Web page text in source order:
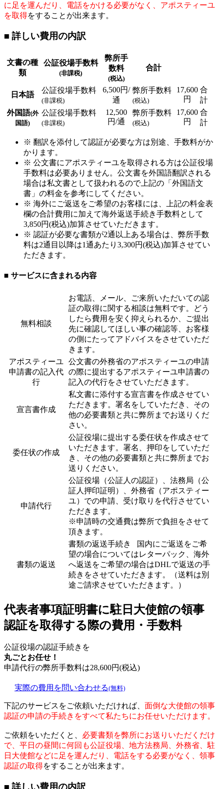
に足を運んだり、電話をかける必要がなく、アポスティーユ
を取得をすることが出来ます。
■ 詳しい費用の内訳
文書の種
類
公証役場手数料
(非課税)
弊所手
数料
(税込)
合計
日本語
公証役場手数料
(非課税)
6,500円/
通
弊所手数料
(税込)
17,600
円
合
計
外国語(外
国語)
公証役場手数料
(非課税)
12,500
円/通
弊所手数料
(税込)
17,600
円
合
計
※ 翻訳を添付して認証が必要な方は別途、手数料がか
かります。
※ 公文書にアポスティーユを取得される方は公証役場
手数料は必要ありません。公文書を外国語翻訳される
場合は私文書として扱われるので上記の「外国語文
書」の料金を参考にしてください。
※ 海外にご返送をご希望のお客様には、上記の料金表
欄の合計費用に加えて海外返送手続き手数料として
3,850円(税込)加算させていただきます。
※ 認証が必要な書類が2通以上ある場合は、弊所手数
料は2通目以降は1通あたり3,300円(税込)加算させてい
ただきます。
■ サービスに含まれる内容
無料相談
お電話、メール、ご来所いただいての認
証の取得に関する相談は無料です。どう
したら費用を安く抑えられるか、ご提出
先に確認してほしい事の確認等、お客様
の側にたってアドバイスをさせていただ
きます。
アポスティーユ
申請書の記入代
行
公文書の外務省のアポスティーユの申請
の際に提出するアポスティーユ申請書の
記入の代行をさせていただきます。
宣言書作成
私文書に添付する宣言書を作成させてい
ただきます。署名をしていただき、その
他の必要書類と共に弊所までお送りくだ
さい。
委任状の作成
公証役場に提出する委任状を作成させて
いただきます。署名、押印をしていただ
き、その他の必要書類と共に弊所までお
送りください。
申請代行
公証役場（公証人の認証）、法務局（公
証人押印証明）、外務省（アポスティー
ユ）での申請、受け取りを代行させてい
ただきます。
※申請時の交通費は弊所で負担をさせて
頂きます。
書類の返送
書類の返送手続き 国内にご返送をご希
望の場合についてはレターパック、海外
へ返送をご希望の場合はDHLで返送の手
続きをさせていただきます。（送料は別
途ご請求させていただきます。）
代表者事項証明書に駐日大使館の領事
認証を取得する際の費用・手数料
公証役場の認証手続きを
丸ごとお任せ！
申請代行の弊所手数料は28,600円(税込)
実際の費用を問い合わせる(無料)
下記のサービスをご依頼いただければ、 面倒な大使館の領事
認証の申請の手続きをすべて私たちにお任せいただけます。
ご依頼をいただくと、 必要書類を弊所にお送りいただくだけ
で、平日の昼間に何回も公証役場、地方法務局、外務省、駐
日大使館などに足を運んだり、電話をする必要がなく、領事
認証の取得をすることが出来ます。
■ 詳しい費用の内訳